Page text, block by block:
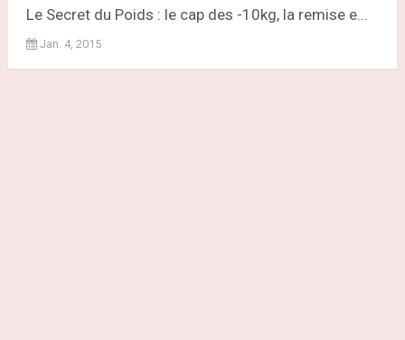
Le Secret du Poids : le cap des -10kg, la remise e...
Jan. 4, 2015